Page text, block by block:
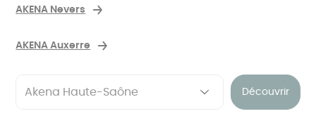
AKENA Nevers
AKENA Auxerre
Découvrir